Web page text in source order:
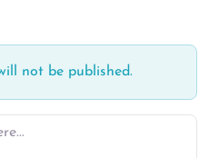
not be published.